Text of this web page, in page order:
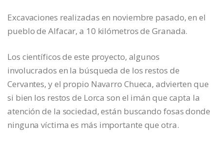
Excavaciones realizadas en noviembre pasado, en el
pueblo de Alfacar, a 10 kilómetros de Granada.
Los científicos de este proyecto, algunos
involucrados en la búsqueda de los restos de
Cervantes, y el propio Navarro Chueca, advierten que
si bien los restos de Lorca son el imán que capta la
atención de la sociedad, están buscando fosas donde
ninguna víctima es más importante que otra.